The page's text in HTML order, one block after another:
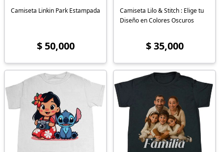
Camiseta Linkin Park Estampada
$ 50,000
Camiseta Lilo & Stitch : Elige tu
Diseño en Colores Oscuros
$ 35,000